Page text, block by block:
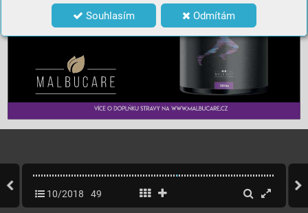
Souhlasím Odmítám
10/2018 49